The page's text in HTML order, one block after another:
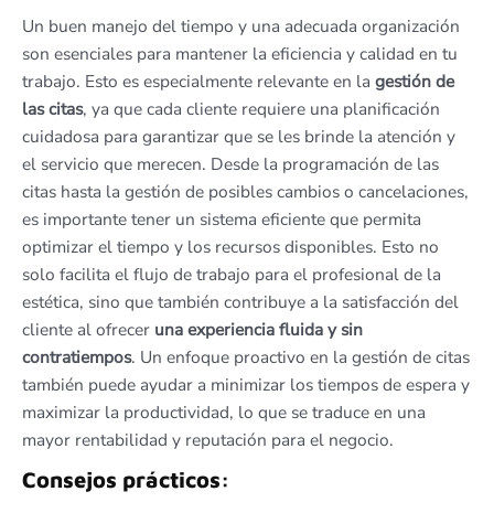
Un buen manejo del tiempo y una adecuada organización
son esenciales para mantener la eficiencia y calidad en tu
trabajo. Esto es especialmente relevante en la gestión de
las citas, ya que cada cliente requiere una planificación
cuidadosa para garantizar que se les brinde la atención y
el servicio que merecen. Desde la programación de las
citas hasta la gestión de posibles cambios o cancelaciones,
es importante tener un sistema eficiente que permita
optimizar el tiempo y los recursos disponibles. Esto no
solo facilita el flujo de trabajo para el profesional de la
estética, sino que también contribuye a la satisfacción del
cliente al ofrecer una experiencia fluida y sin
contratiempos. Un enfoque proactivo en la gestión de citas
también puede ayudar a minimizar los tiempos de espera y
maximizar la productividad, lo que se traduce en una
mayor rentabilidad y reputación para el negocio.
Consejos prácticos: